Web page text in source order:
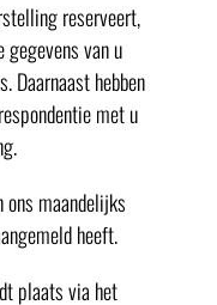
reserveert,
van u
Daarnaast hebben
met u
maandelijks
heeft.
plaats via het